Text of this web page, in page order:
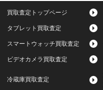
買取査定トップページ
タブレット買取査定
スマートウォッチ買取査定
ビデオカメラ買取査定
冷蔵庫買取査定